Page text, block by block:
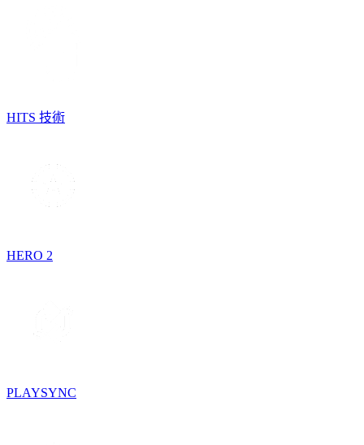
HITS 技術
HERO 2
PLAYSYNC